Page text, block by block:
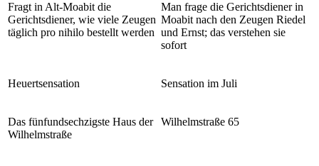
Fragt in Alt-Moabit die
Gerichtsdiener, wie viele Zeugen
täglich pro nihilo bestellt werden
Man frage die Gerichtsdiener in
Moabit nach den Zeugen Riedel
und Ernst; das verstehen sie
sofort
Heuertsensation Sensation im Juli
Das fünfundsechzigste Haus der
Wilhelmstraße
Wilhelmstraße 65